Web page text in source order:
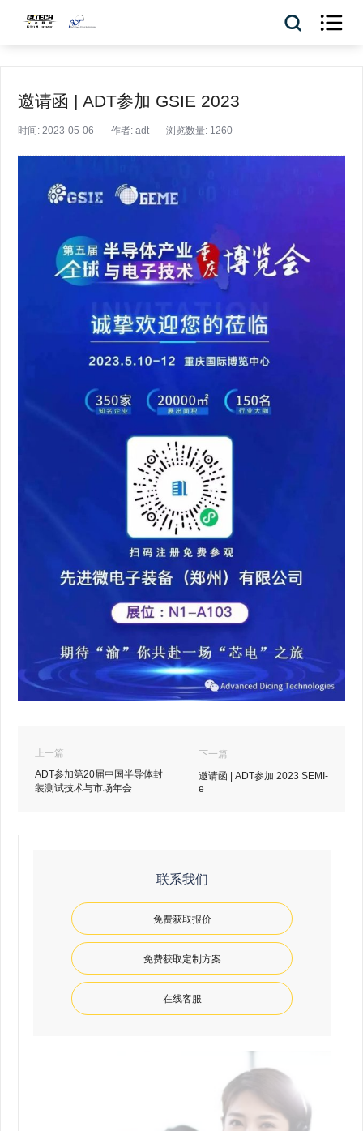

邀请函 | ADT参加 GSIE 2023
时间: 2023-05-06 作者: adt 浏览数量: 1260
上一篇
ADT参加第20届中国半导体封
装测试技术与市场年会
下一篇
邀请函 | ADT参加 2023 SEMI-
e
联系我们
免费获取报价
免费获取定制方案
在线客服